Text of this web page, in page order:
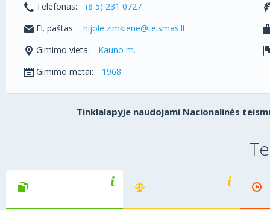
Telefonas:
(8 5) 231 0727
El. paštas:
nijole.zimkiene@teismas.lt
Gimimo vieta:
Kauno m.
Gimimo metai:
1968
Tinklalapyje naudojami Nacionalinės